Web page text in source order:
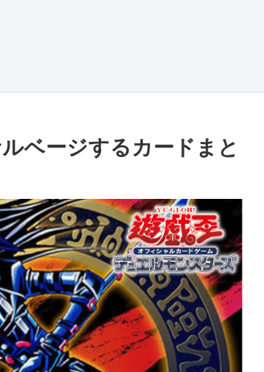
ベージするカードまと